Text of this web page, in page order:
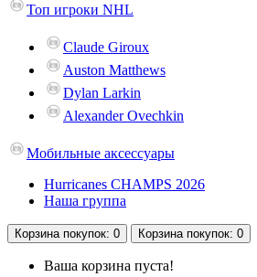
Топ игроки NHL
Claude Giroux
Auston Matthews
Dylan Larkin
Alexander Ovechkin
Мобильные аксессуары
Hurricanes CHAMPS 2026
Наша группа
Корзина покупок: 0 Корзина покупок: 0
Ваша корзина пуста!